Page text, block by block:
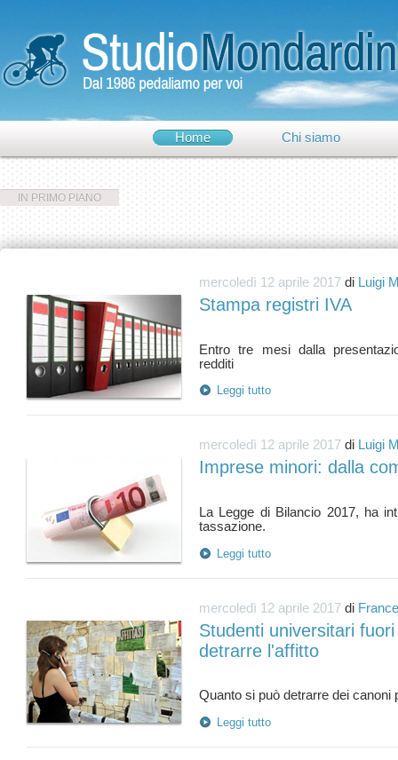
Chi siamo
Home
IN PRIMO PIANO
mercoledì 12 aprile 2017 di Luigi
Stampa registri IVA
Entro tre mesi dalla
Leggi tutto
mercoledì 12 aprile 2017 di Luigi
Imprese minori: dalla
La Legge di Bilancio 2017, ha
Leggi tutto
mercoledì 12 aprile 2017 di
Studenti universitari
detrarre l'affitto
Leggi tutto